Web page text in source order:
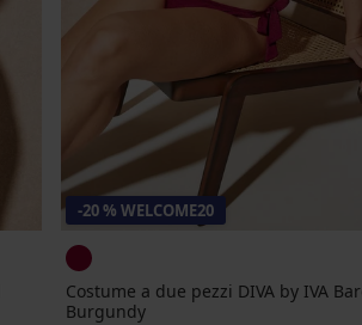
-20 % WELCOME20
Costume a due pezzi DIVA by IVA
Burgundy